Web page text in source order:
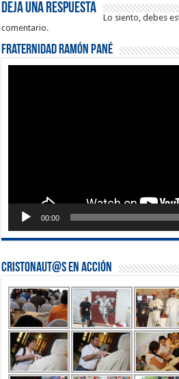
Deja una respuesta
Lo siento, debes
comentario.
Fraternidad Ramón Pané
00:00
Cristonaut@s en Acción